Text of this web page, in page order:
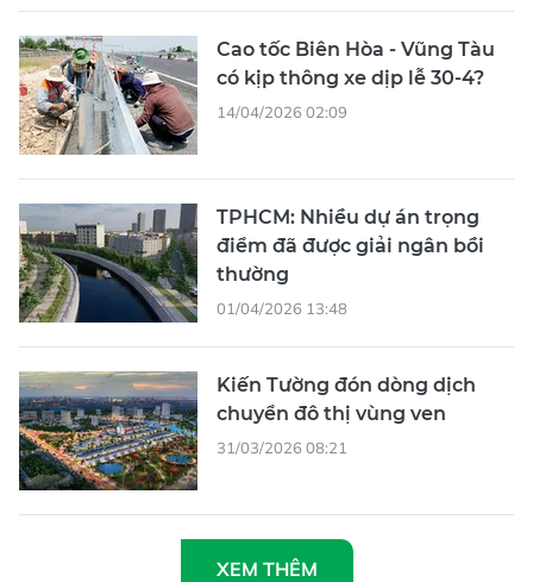
Cao tốc Biên Hòa - Vũng Tàu
có kịp thông xe dịp lễ 30-4?
14/04/2026 02:09
TPHCM: Nhiều dự án trọng
điểm đã được giải ngân bồi
thường
01/04/2026 13:48
Kiến Tường đón dòng dịch
chuyển đô thị vùng ven
31/03/2026 08:21
XEM THÊM